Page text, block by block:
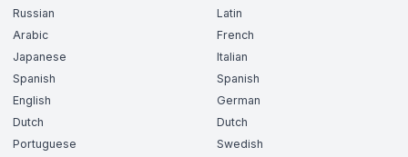
Russian
Arabic
Japanese
Spanish
English
Dutch
Portuguese
Latin
French
Italian
Spanish
German
Dutch
Swedish